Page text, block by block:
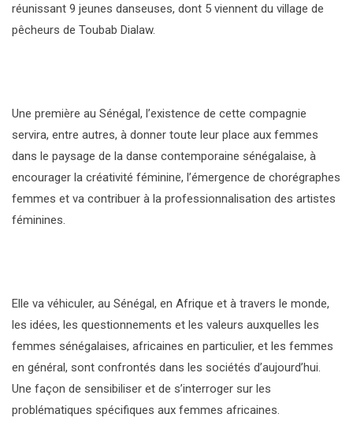
réunissant 9 jeunes danseuses, dont 5 viennent du village de
pêcheurs de Toubab Dialaw.
Une première au Sénégal, l’existence de cette compagnie
servira, entre autres, à donner toute leur place aux femmes
dans le paysage de la danse contemporaine sénégalaise, à
encourager la créativité féminine, l’émergence de chorégraphes
femmes et va contribuer à la professionnalisation des artistes
féminines.
Elle va véhiculer, au Sénégal, en Afrique et à travers le monde,
les idées, les questionnements et les valeurs auxquelles les
femmes sénégalaises, africaines en particulier, et les femmes
en général, sont confrontés dans les sociétés d’aujourd’hui.
Une façon de sensibiliser et de s’interroger sur les
problématiques spécifiques aux femmes africaines.